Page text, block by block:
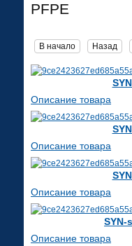
PFPE
В начало Назад
Описание товара
Описание товара
Описание товара
SYN-
Описание товара